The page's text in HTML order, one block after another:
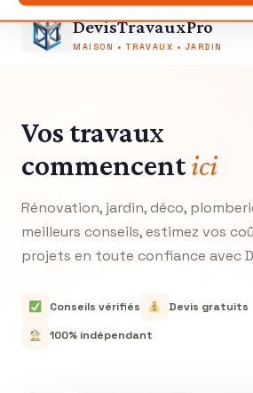
Aller
contenu
DevisTravauxPro
MAISON • TRAVAUX • JARDIN
Vos travaux
commencentici
Rénovation, jardin, déco,
meilleurs conseils, estimez vos
projets en toute confiance avec
Conseils vérifiés
Devis gratuits
100% indépendant